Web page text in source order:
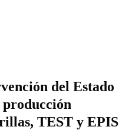
del Estado
TEST y EPIS